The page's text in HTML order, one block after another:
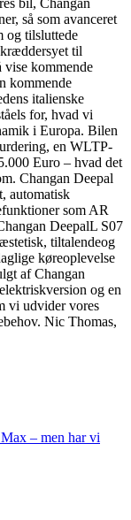
bil, Changan
så som avanceret
og tilsluttede
til
kommende
kommende
italienske
for, hvad vi
i Europa. Bilen
en WLTP-
Euro – hvad det
Changan Deepal
automatisk
som AR
DeepalL S07
tiltalendeog
køreoplevelse
af Changan
og en
vi udvider vores
Nic Thomas,
– men har vi